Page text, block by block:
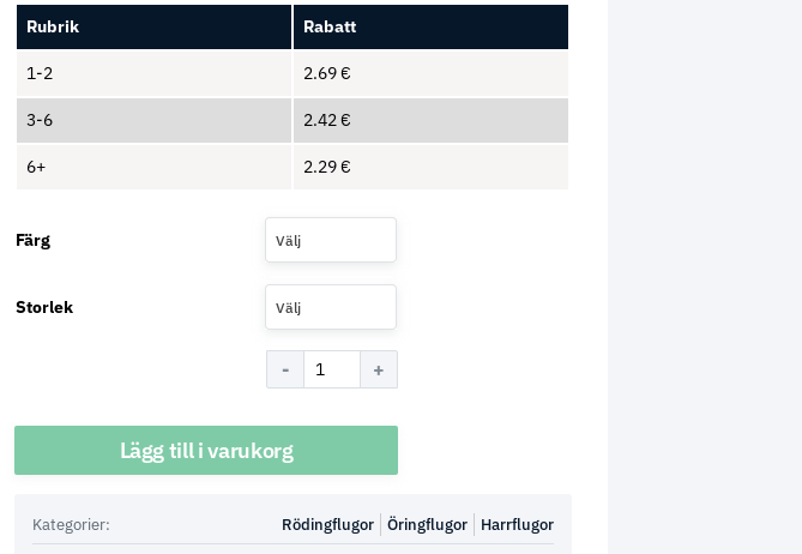
Rubrik Rabatt
1-2 2.69€
3-6 2.42€
6+ 2.29€
Färg Välj
Storlek Välj
Lägg till i varukorg
Kategorier: Harrflugor
Öringflugor
Rödingflugor